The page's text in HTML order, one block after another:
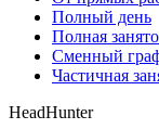
Полный день
Полная
Сменный
Частичная
HeadHunter